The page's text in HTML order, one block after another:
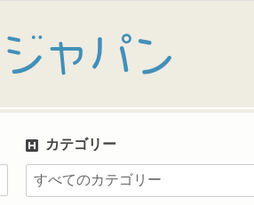
ャパン
カテゴリー